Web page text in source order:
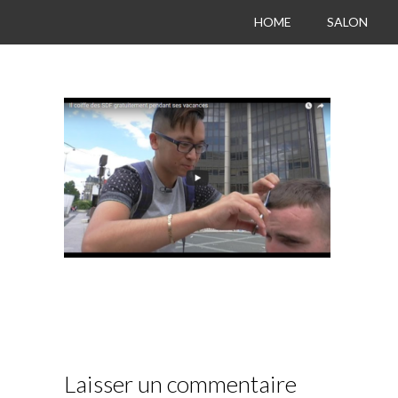
HOME SALON
Laisser un commentaire